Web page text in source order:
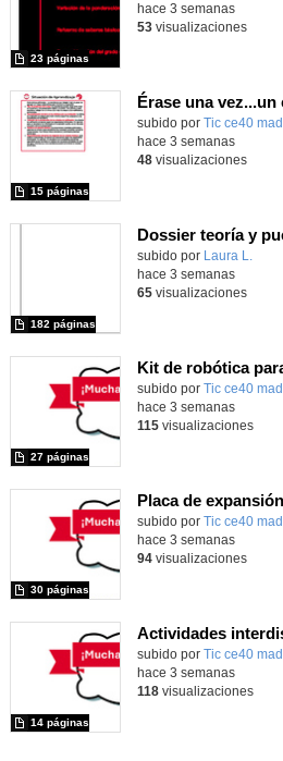
23 páginas
hace 3 semanas
53visualizaciones
Érase una
subido por Tic ce40
15 páginas
hace 3 semanas
48visualizaciones
Contenido educativo.
subido por Laura L.
182 páginas
hace 3 semanas
65visualizaciones
Kit de robótica
Contenido educativo.
subido por Tic ce40
27 páginas
hace 3 semanas
115visualizaciones
Placa de
Contenido educativo.
subido por Tic ce40
30 páginas
hace 3 semanas
94visualizaciones
Contenido educativo.
subido por Tic ce40
14 páginas
hace 3 semanas
118visualizaciones